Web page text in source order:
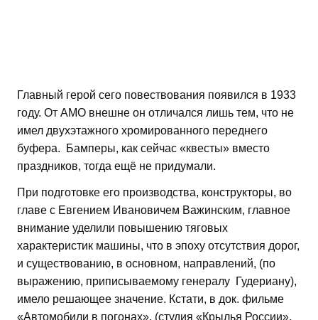
Главный герой сего повествования появился в 1933
году. От АМО внешне он отличался лишь тем, что не
имел двухэтажного хромированного переднего
буфера. Бамперы, как сейчас «квесты» вместо
праздников, тогда ещё не придумали.
При подготовке его производства, конструкторы, во
главе с Евгением Ивановичем Важинским, главное
внимание уделили повышению тяговых
характеристик машины, что в эпоху отсутствия дорог,
и существованию, в основном, направлений, (по
выражению, приписываемому генералу Гудериану),
имело решающее значение. Кстати, в док. фильме
«Автомобили в погонах», (студия «Крылья России»,